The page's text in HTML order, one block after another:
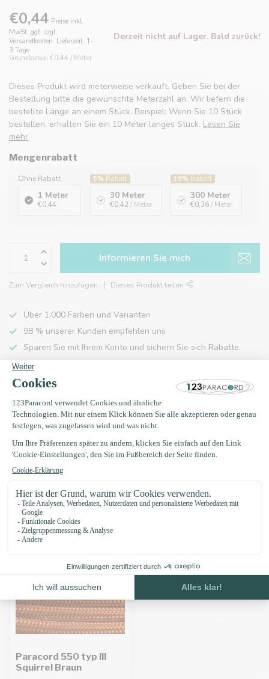
€0,44 Preise inkl.
MwSt. ggf. zzgl.
Versandkosten. Lieferzeit: 1-
3 Tage
Grundpreis: €0,44 / Meter
Derzeit nicht auf Lager. Bald zurück!
Dieses Produkt wird meterweise verkauft. Geben Sie bei der
Bestellung bitte die gewünschte Meterzahl an. Wir liefern die
bestellte Länge an einem Stück. Beispiel: Wenn Sie 10 Stück
bestellen, erhalten Sie ein 10 Meter langes Stück. Lesen Sie
mehr.
Mengenrabatt
Ohne Rabatt
1 Meter
€0,44
5% Rabatt
30 Meter
€0,42 / Meter
19% Rabatt
300 Meter
€0,36/ Meter
Informieren Sie mich
Zum Vergleich hinzufügen Dieses Produkt teilen
Über 1.000 Farben und Varianten
98 % unserer Kunden empfehlen uns
Sparen Sie mit Ihrem Konto und sichern Sie sich Rabatte.
Kostenlose Lieferung nach Hause ab 150 €
Produktbeschreibung
Zuletzt angesehen
Paracord 550 typ III
Squirrel Braun